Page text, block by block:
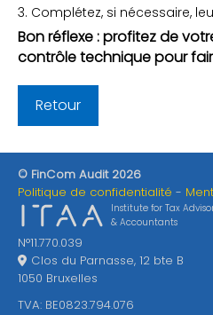
Complétez, si nécessaire,
Bon réflexe : profitez de
contrôle technique pour
Retour
© FinCom Audit 2026
Politique de confidentialité
Institute for Tax
& Accountants
N°11.770.039
Clos du Parnasse, 12 bte B
1050 Bruxelles
TVA: BE0823.794.076